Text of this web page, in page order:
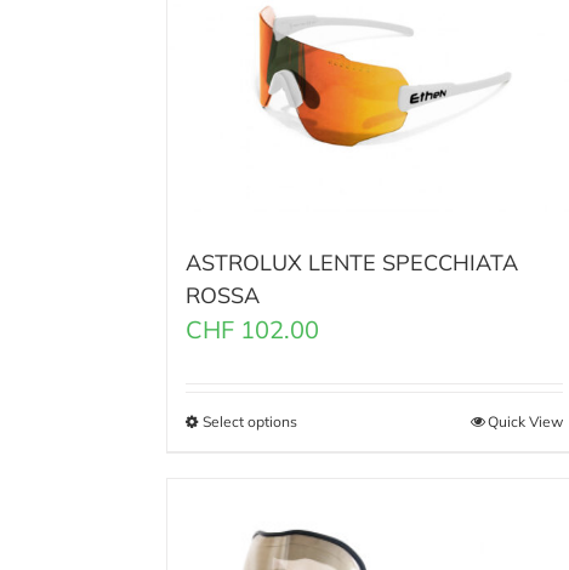
ASTROLUX LENTE SPECCHIATA
ROSSA
CHF 102.00
Select options Quick View